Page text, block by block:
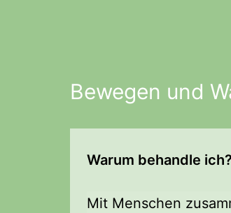
Bewegen und
Warum behandle ich?
Mit Menschen